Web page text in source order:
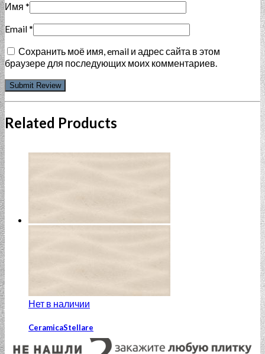
Имя *
Email*
Сохранить моё имя, email и адрес сайта в этом
браузере для последующих моих комментариев.
Related Products
Нет в наличии
CeramicaStellare
Corsa Beige wave relief 20×40